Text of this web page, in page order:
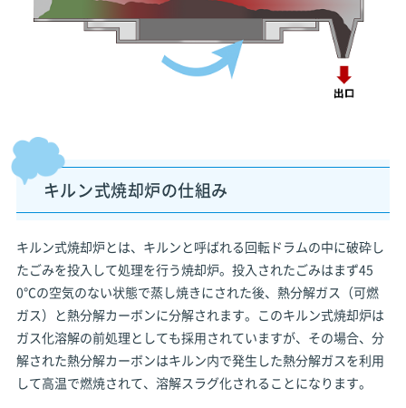
キルン式焼却炉の仕組み
キルン式焼却炉とは、キルンと呼ばれる回転ドラムの中に破砕し
たごみを投入して処理を行う焼却炉。投入されたごみはまず45
0℃の空気のない状態で蒸し焼きにされた後、熱分解ガス（可燃
ガス）と熱分解カーボンに分解されます。このキルン式焼却炉は
ガス化溶解の前処理としても採用されていますが、その場合、分
解された熱分解カーボンはキルン内で発生した熱分解ガスを利用
して高温で燃焼されて、溶解スラグ化されることになります。